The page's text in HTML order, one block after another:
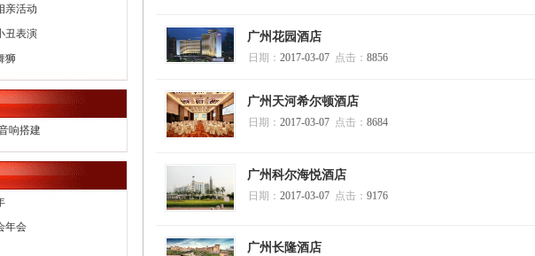
活动
表演
狮
响搭建
年会
广州花园酒店
日期： 2017-03-07 点击： 8856
广州天河希尔顿酒店
日期： 2017-03-07 点击： 8684
广州科尔海悦酒店
日期： 2017-03-07 点击： 9176
广州长隆酒店